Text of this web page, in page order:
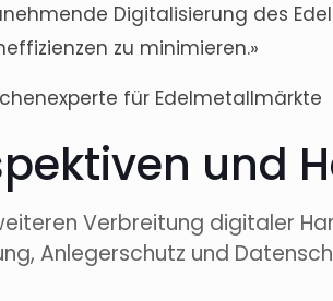
Digitalisierung des
zu minimieren.»
für Edelmetallmärkte
und
Verbreitung digitaler
Anlegerschutz und